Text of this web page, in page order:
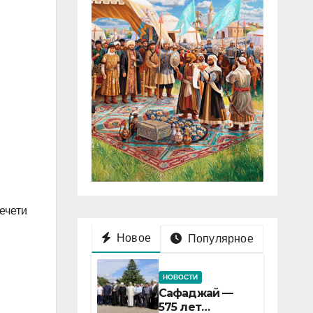
Новое Популярное
НОВОСТИ
Сафаджай —
575 лет